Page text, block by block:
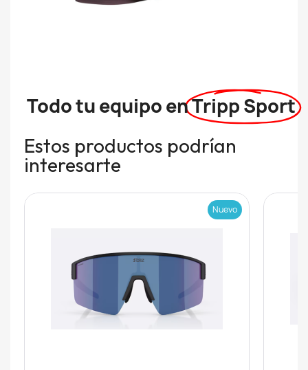
Todo tu equipo enTripp Sport
Estos productos podrían
interesarte
Nuevo